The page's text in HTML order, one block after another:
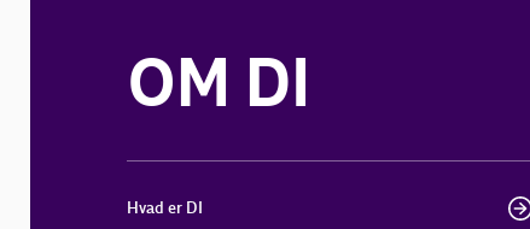
OM DI
Hvad er DI